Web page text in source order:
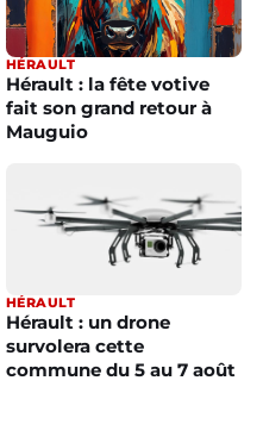
HÉRAULT
Hérault : la fête votive
fait son grand retour à
Mauguio
HÉRAULT
Hérault : un drone
survolera cette
commune du 5 au 7 août